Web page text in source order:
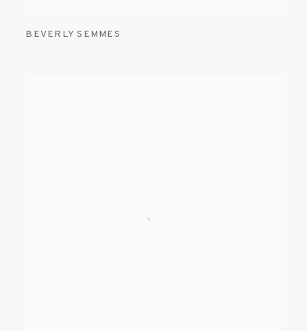
BEVERLY SEMMES